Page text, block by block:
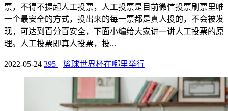
票，不得不提起人工投票，人工投票是目前微信投票刷票里唯
一个最安全的方式，投出来的每一票都是真人投的，不会被发
现，可达到百分百安全，下面小编给大家讲一讲人工投票的原
理。人工投票即真人投票，投...
2022-05-24 395 篮球世界杯在哪里举行